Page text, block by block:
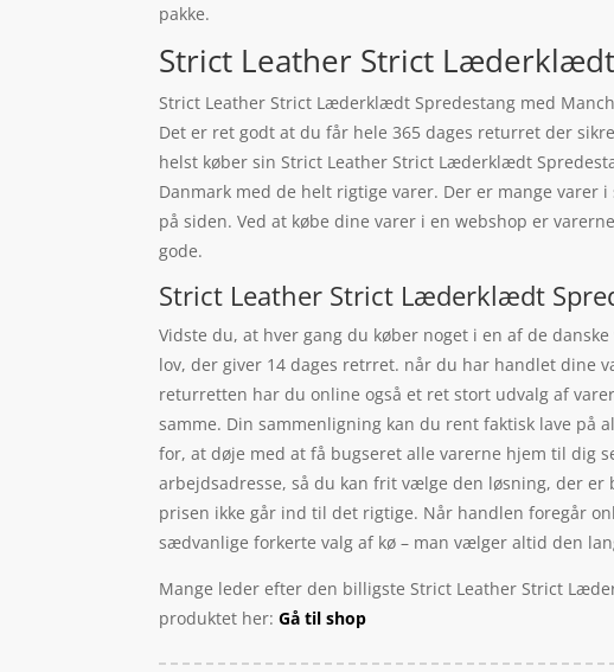
pakke.
Strict Leather Strict
Strict Leather Strict Læderklædt Spredestang med
Det er ret godt at du får hele 365 dages returret der
helst køber sin Strict Leather Strict Læderklædt
Danmark med de helt rigtige varer. Der er mange
på siden. Ved at købe dine varer i en webshop er
gode.
Strict Leather Strict Læderklædt
Vidste du, at hver gang du køber noget i en af de
lov, der giver 14 dages retrret. når du har handlet dine
returretten har du online også et ret stort udvalg af
samme. Din sammenligning kan du rent faktisk lave
for, at døje med at få bugseret alle varerne hjem til dig
arbejdsadresse, så du kan frit vælge den løsning, der
prisen ikke går ind til det rigtige. Når handlen foregår
sædvanlige forkerte valg af kø – man vælger altid den
Mange leder efter den billigste Strict Leather Strict
produktet her:Gå til shop